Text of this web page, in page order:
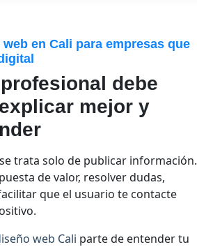
en Cali para empresas que
debe
mejor y
trata solo de publicar información.
de valor, resolver dudas,
que el usuario te contacte
web Cali parte de entender tu